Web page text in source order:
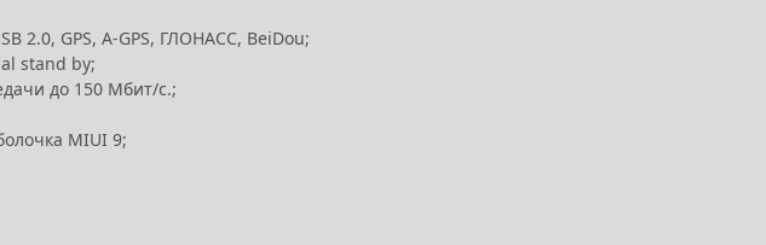
2.0, GPS, A-GPS, ГЛОНАСС, BeiDou;
stand by;
до 150 Мбит/с.;
MIUI 9;